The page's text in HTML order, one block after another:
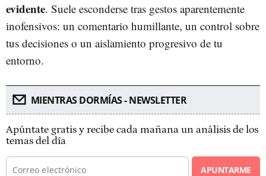
evidente. Suele esconderse tras gestos aparentemente
inofensivos: un comentario humillante, un control sobre
tus decisiones o un aislamiento progresivo de tu
entorno.
MIENTRAS DORMÍAS - NEWSLETTER
Apúntate gratis y recibe cada mañana un análisis de los
temas del día
APUNTARME